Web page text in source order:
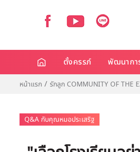
ตั้งครรภ์ พัฒนากา
หน้าแรก รักลูก COMMUNITY OF THE
Q&A กับคุณหมอประเสริฐ